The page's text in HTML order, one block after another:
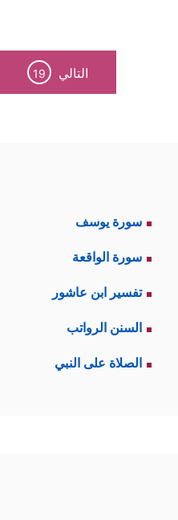
التالي 19
سورة يوسف
سورة الواقعة
تفسير ابن عاشور
السنن الرواتب
الصلاة على النبي